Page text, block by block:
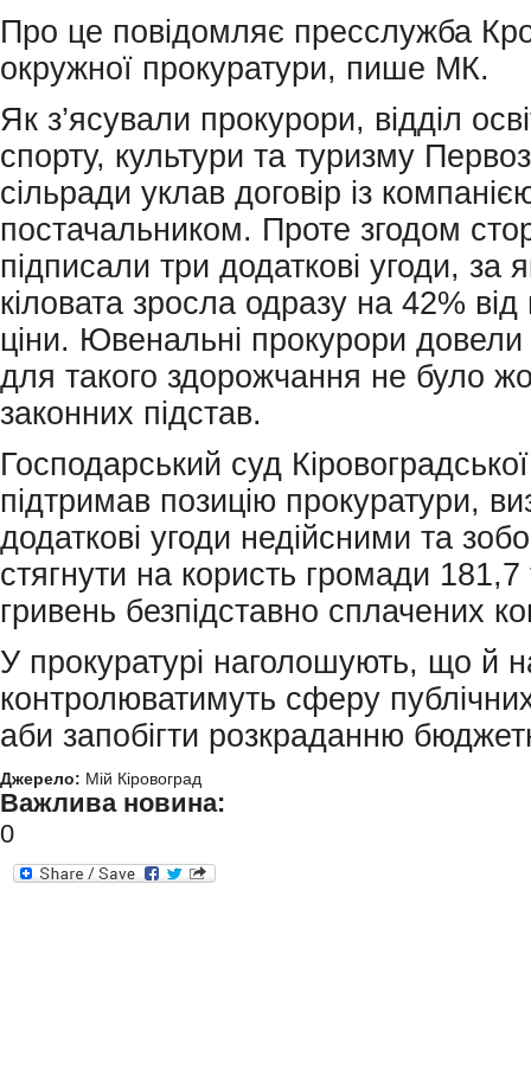
Про це повідомляє пресслужба
окружної прокуратури, пише МК.
Як з’ясували прокурори, відділ
спорту, культури та туризму
сільради уклав договір із
постачальником. Проте згодом
підписали три додаткові угоди, за
кіловата зросла одразу на 42% від
ціни. Ювенальні прокурори
для такого здорожчання не було
законних підстав.
Господарський суд
підтримав позицію прокуратури,
додаткові угоди недійсними та
стягнути на користь громади 181,7
гривень безпідставно сплачених
У прокуратурі наголошують, що й
контролюватимуть сферу
аби запобігти розкраданню
Джерело: Мій Кіровоград
Важлива новина:
0